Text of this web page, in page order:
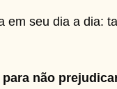
em seu dia a dia:
não